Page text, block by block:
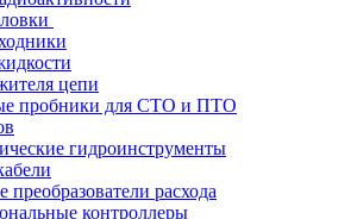
цепи
пробники для СТО и ПТО
гидроинструменты
преобразователи расхода
контроллеры